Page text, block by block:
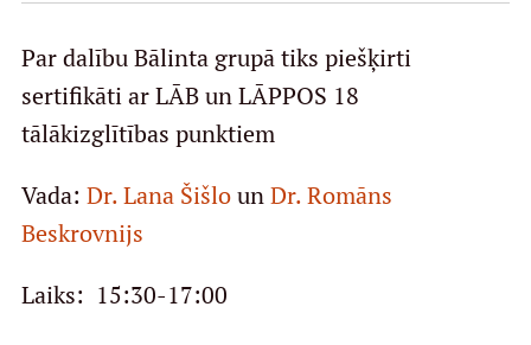
Par dalību Bālinta grupā tiks piešķirti
sertifikāti ar LĀB un LĀPPOS 18
tālākizglītības punktiem
Vada: Dr. Lana ŠišlounDr. Romāns
Beskrovnijs
Laiks: 15:30-17:00